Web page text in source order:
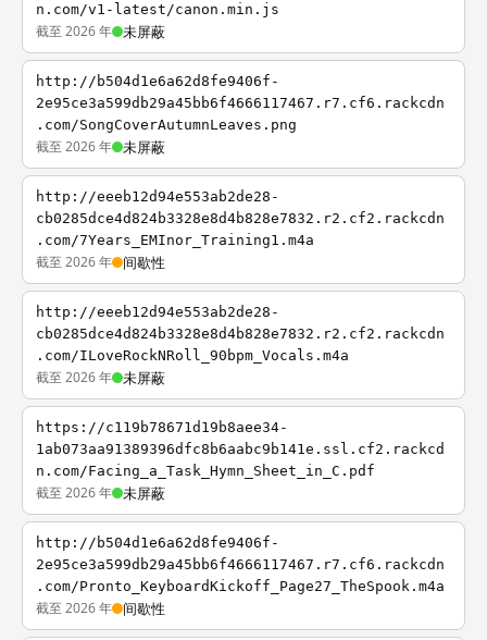
n.com/v1-latest/canon.min.js
截至 2026 年 未屏蔽
http://b504d1e6a62d8fe9406f-
2e95ce3a599db29a45bb6f4666117467.r7.cf6.rackcdn
.com/SongCoverAutumnLeaves.png
截至 2026 年 未屏蔽
http://eeeb12d94e553ab2de28-
cb0285dce4d824b3328e8d4b828e7832.r2.cf2.rackcdn
.com/7Years_EMInor_Training1.m4a
截至 2026 年 间歇性
http://eeeb12d94e553ab2de28-
cb0285dce4d824b3328e8d4b828e7832.r2.cf2.rackcdn
.com/ILoveRockNRoll_90bpm_Vocals.m4a
截至 2026 年 未屏蔽
https://c119b78671d19b8aee34-
1ab073aa91389396dfc8b6aabc9b141e.ssl.cf2.rackcd
n.com/Facing_a_Task_Hymn_Sheet_in_C.pdf
截至 2026 年 未屏蔽
http://b504d1e6a62d8fe9406f-
2e95ce3a599db29a45bb6f4666117467.r7.cf6.rackcdn
.com/Pronto_KeyboardKickoff_Page27_TheSpook.m4a
截至 2026 年 间歇性